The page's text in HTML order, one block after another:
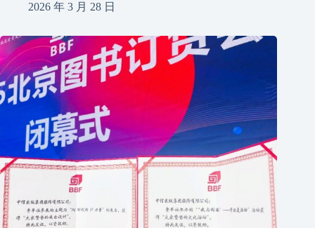
2026 年 3 月 28 日